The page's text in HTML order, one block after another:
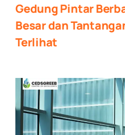
Gedung Pintar
Besar dan
Terlihat